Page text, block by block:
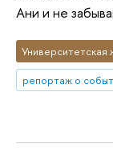
Ани и не
Университетская
репортаж о